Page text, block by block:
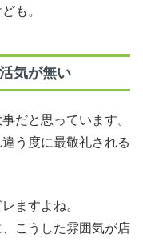
も。
気が無い
だと思っています。
う度に最敬礼される
ますよね。
こうした雰囲気が店